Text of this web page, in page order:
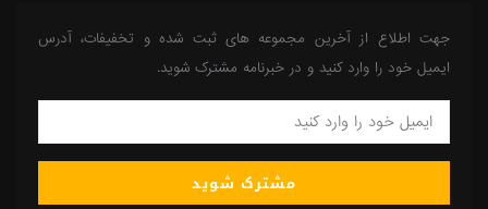
جهت اطلاع از آخرین مجموعه های ثبت شده و تخفیفات، آدرس
ایمیل خود را وارد کنید و در خبرنامه مشترک شوید.
مشترک شوید